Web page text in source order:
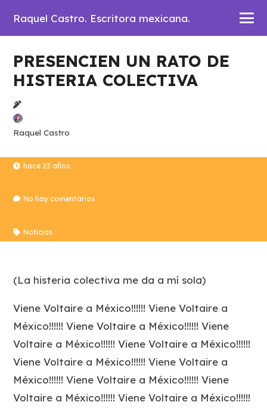
Raquel Castro. Escritora mexicana.
PRESENCIEN UN RATO DE
HISTERIA COLECTIVA
Raquel Castro
hace 23 años
No hay comentarios
Noticias
(La histeria colectiva me da a mí sola)
Viene Voltaire a México!!!!!! Viene Voltaire a
México!!!!!! Viene Voltaire a México!!!!!! Viene
Voltaire a México!!!!!! Viene Voltaire a México!!!!!!
Viene Voltaire a México!!!!!! Viene Voltaire a
México!!!!!! Viene Voltaire a México!!!!!! Viene
Voltaire a México!!!!!! Viene Voltaire a México!!!!!!